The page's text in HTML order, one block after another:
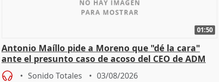
01:50
Antonio Maíllo pide a Moreno que "dé la cara"
ante el presunto caso de acoso del CEO de ADM
Sonido Totales 03/08/2026